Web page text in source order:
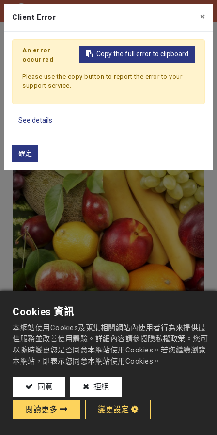
首頁 產品
產品
蔬果原料
想尋找特定的風味、口感或酸度的果汁嗎？
您的需求，開發最合適的配方，無論是果泥、濃縮汁，或
果茸，都能精準呈現理想風味。
食品原料
Cookies 資訊
本網站使用Cookies及蒐集相關網站內使用者行為來提供最
佳服務並改善使用體驗。詳細內容請參閱隱私權政策。您可
以隨時變更您是否同意本網站使用Cookies。若您繼續瀏覽
本網站，即表示您同意本網站使用Cookies。
同意 拒絕
閱讀更多 變更設定
Client Error ×
Copy the full error to clipboard
An error
occurred
Please use the copy button to report the error to your
support service.
See details
確定